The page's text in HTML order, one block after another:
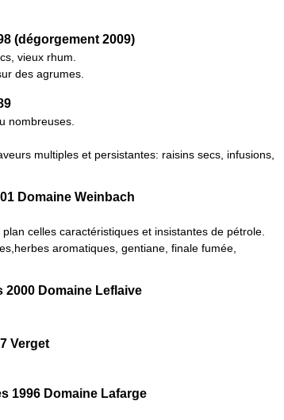
(dégorgement 2009)
vieux rhum.
des agrumes.
nombreuses.
multiples et persistantes: raisins secs, infusions,
Domaine Weinbach
celles caractéristiques et insistantes de pétrole.
aromatiques, gentiane, finale fumée,
2000 Domaine Leflaive
Verget
1996 Domaine Lafarge